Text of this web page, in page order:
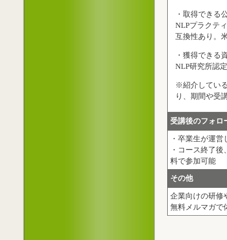
・取得できる
NLPプラクテ
互換性あり。
・獲得できる
NLP研究所認
※紹介してい
り、期間や受
受講後のフォロ
・卒業生が運
・コース終了
料で参加可能
その他
企業向けの研修
無料メルマガで